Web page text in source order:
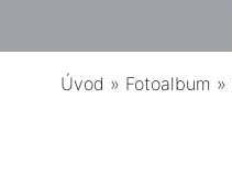
Úvod » Fotoalbum »